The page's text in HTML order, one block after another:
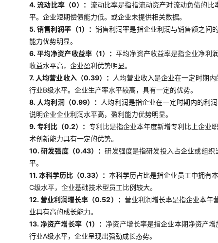
4. 流动比率（0）： 流动比率是指指流动资产对流动负债的
平。企业短期偿债能力低。或企业未提供相关数据。
5. 销售利润率（1）： 销售利润率是指企业利润与销售额之间
能力优势明显。
6. 平均净资产收益率（1）：平均净资产收益率是指企业净利
收益水平高，企业盈利优势明显。
7. 人均营业收入（0.39）：
人均营业收入是企业在一定时期
行业B级水平。企业生产率水平较高，具有一定的优势。
8. 人均利润（0.99）：
人均利润是指企业在一定时期内的利
说明企业企业利润水平高，盈利能力优势明显。
9. 专利比（0.2）： 专利比是指企业本年度新增专利比上企业
术创新能力具有一定的优势。
10. 研发强度（0.43）：研发强度是指研发投入占企业或组
平。
11. 本科学历比（0.33）：本科学历占比是指企业员工中拥有
C级水平，企业基础技术型员工比例较大。
12. 营业利润增长率（0.52）： 营业利润增长率是指企业本年
业具有高的成长能力。
13. 净资产增长率（1）： 净资产增长率是指企业本期净资产
行业A级水平，企业呈现出强劲成长态势。